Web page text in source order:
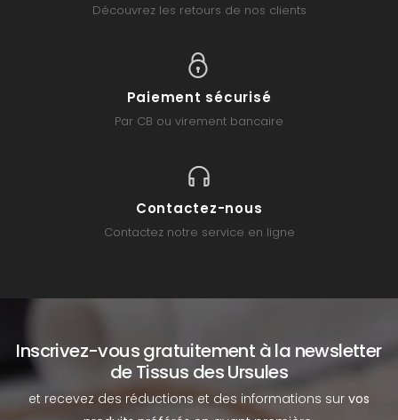
Découvrez les retours de nos clients
Paiement sécurisé
Par CB ou virement bancaire
Contactez-nous
Contactez notre service en ligne
Inscrivez-vous gratuitement à la newsletter
de Tissus des Ursules
et recevez des réductions et des informations sur vos